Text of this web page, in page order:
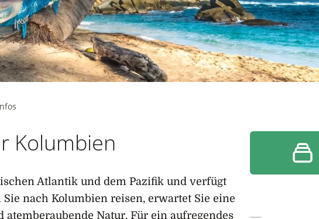
Kolumbien
Atlantik und dem Pazifik und verfügt
nach Kolumbien reisen, erwartet Sie eine
Natur. Für ein aufregendes